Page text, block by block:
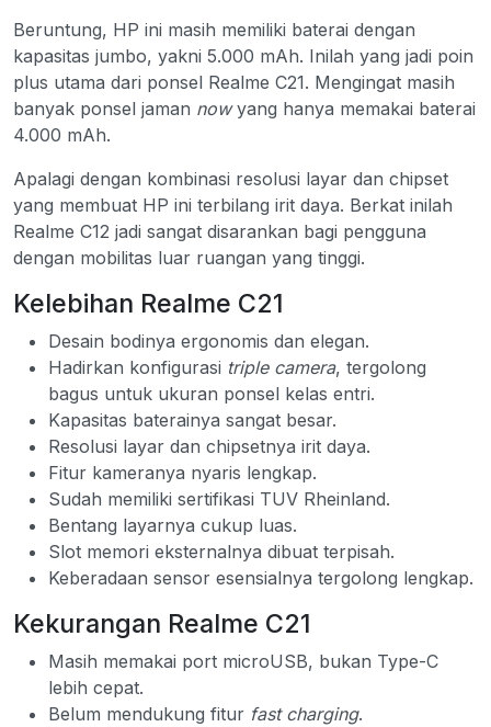
Beruntung, HP ini masih memiliki baterai dengan
kapasitas jumbo, yakni 5.000 mAh. Inilah yang jadi poin
plus utama dari ponsel Realme C21. Mengingat masih
banyak ponsel jaman nowyang hanya memakai baterai
4.000 mAh.
Apalagi dengan kombinasi resolusi layar dan chipset
yang membuat HP ini terbilang irit daya. Berkat inilah
Realme C12 jadi sangat disarankan bagi pengguna
dengan mobilitas luar ruangan yang tinggi.
Kelebihan Realme C21
Desain bodinya ergonomis dan elegan.
Hadirkan konfigurasi triple camera, tergolong
bagus untuk ukuran ponsel kelas entri.
Kapasitas baterainya sangat besar.
Resolusi layar dan chipsetnya irit daya.
Fitur kameranya nyaris lengkap.
Sudah memiliki sertifikasi TUV Rheinland.
Bentang layarnya cukup luas.
Slot memori eksternalnya dibuat terpisah.
Keberadaan sensor esensialnya tergolong lengkap.
Kekurangan Realme C21
Masih memakai port microUSB, bukan Type-C
lebih cepat.
Belum mendukung fitur fast charging.